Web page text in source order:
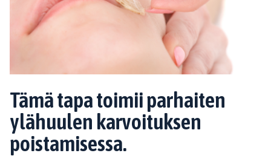
Tämä tapa toimii parhaiten
ylähuulen karvoituksen
poistamisessa.